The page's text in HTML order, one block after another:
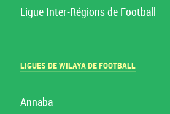
Ligue Inter-Régions de Football
LIGUES DE WILAYA DE FOOTBALL
Annaba